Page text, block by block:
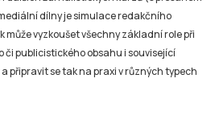
dílny je simulace redakčního
vyzkoušet všechny základní role při
či publicistického obsahu i související
připravit se tak na praxi v různých typech